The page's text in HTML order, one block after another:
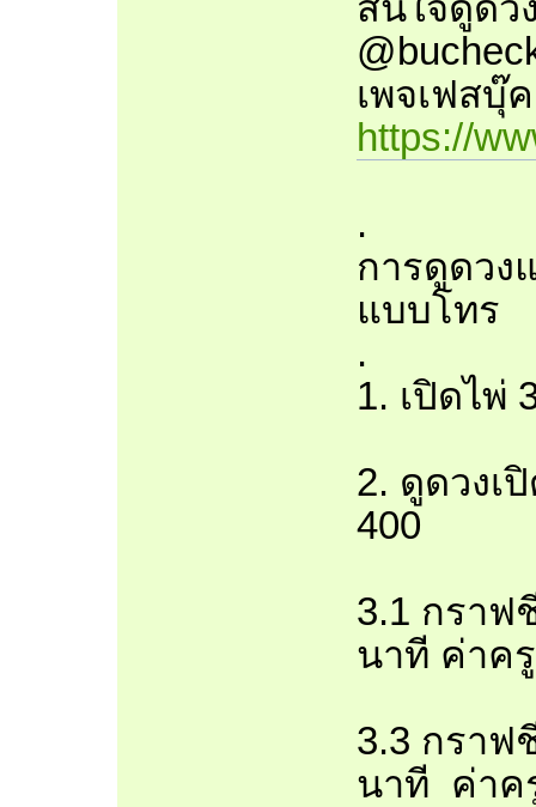
เพจเฟสบุ๊
https://
.
การดูดวง
แบบโทร
.
1. เปิดไพ่
2. ดูดวงเ
400
3.1 กราฟ
นาที ค่าค
3.3 กราฟ
นาที ค่าค